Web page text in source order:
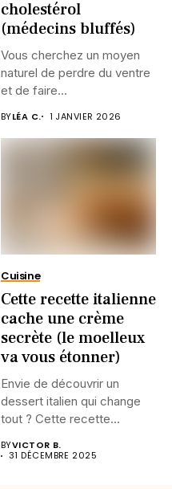
cholestérol
(médecins bluffés)
Vous cherchez un moyen
naturel de perdre du ventre
et de faire...
BYLÉA C. 1 JANVIER 2026
Cuisine
Cette recette italienne
cache une crème
secrète (le moelleux
va vous étonner)
Envie de découvrir un
dessert italien qui change
tout ? Cette recette...
BYVICTOR B.
31 DÉCEMBRE 2025